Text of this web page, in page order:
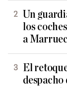
Un
los
a
El